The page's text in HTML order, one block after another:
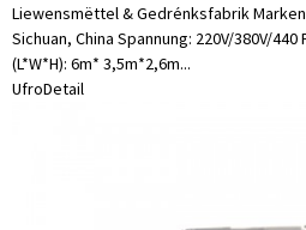
Liewensmëttel & Gedrénksfabrik
Sichuan, China Spannung: 220V/380V/
(L*W*H): 6m* 3,5m*2,6m...
UfroDetail